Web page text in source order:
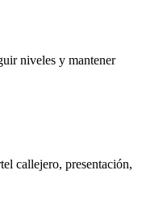
niveles y mantener
callejero, presentación,